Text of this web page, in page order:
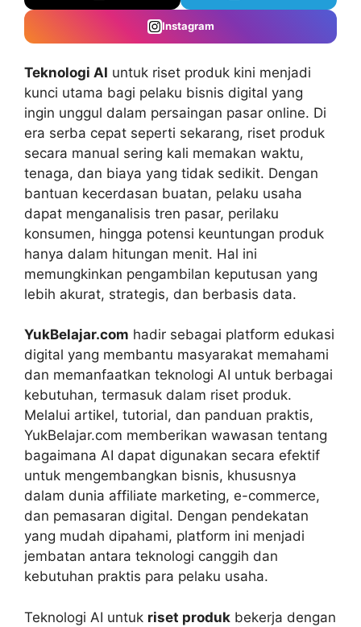
Instagram
Teknologi AI untuk riset produk kini menjadi
kunci utama bagi pelaku bisnis digital yang
ingin unggul dalam persaingan pasar online. Di
era serba cepat seperti sekarang, riset produk
secara manual sering kali memakan waktu,
tenaga, dan biaya yang tidak sedikit. Dengan
bantuan kecerdasan buatan, pelaku usaha
dapat menganalisis tren pasar, perilaku
konsumen, hingga potensi keuntungan produk
hanya dalam hitungan menit. Hal ini
memungkinkan pengambilan keputusan yang
lebih akurat, strategis, dan berbasis data.
YukBelajar.com hadir sebagai platform edukasi
digital yang membantu masyarakat memahami
dan memanfaatkan teknologi AI untuk berbagai
kebutuhan, termasuk dalam riset produk.
Melalui artikel, tutorial, dan panduan praktis,
YukBelajar.com memberikan wawasan tentang
bagaimana AI dapat digunakan secara efektif
untuk mengembangkan bisnis, khususnya
dalam dunia affiliate marketing, e-commerce,
dan pemasaran digital. Dengan pendekatan
yang mudah dipahami, platform ini menjadi
jembatan antara teknologi canggih dan
kebutuhan praktis para pelaku usaha.
Teknologi AI untuk riset produk bekerja dengan